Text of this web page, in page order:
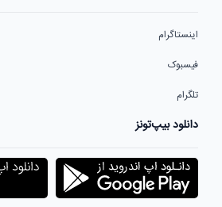
اینستاگرام
فیسبوک
تلگرام
دانلود بیپ‌تونز